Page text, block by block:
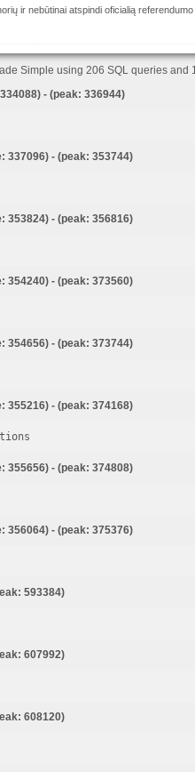
ir nebūtinai atspindi oficialią
Simple using 206 SQL queries
- (peak: 336944)
337096) - (peak: 353744)
353824) - (peak: 356816)
354240) - (peak: 373560)
354656) - (peak: 373744)
355216) - (peak: 374168)
355656) - (peak: 374808)
356064) - (peak: 375376)
593384)
607992)
608120)